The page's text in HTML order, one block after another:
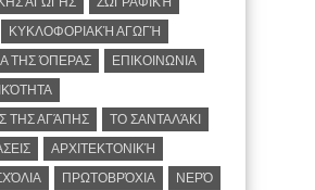
ΚΥΚΛΟΦΟΡΙΑΚΉ ΑΓΩΓΉ
ΤΗΣ ΌΠΕΡΑΣ
ΕΠΙΚΟΙΝΩΝΙΑ
ΤΗΣ ΑΓΆΠΗΣ
ΤΟ ΣΑΝΤΑΛΆΚΙ
ΑΡΧΙΤΕΚΤΟΝΙΚΉ
ΠΡΩΤΟΒΡΌΧΙΑ
ΝΕΡΌ